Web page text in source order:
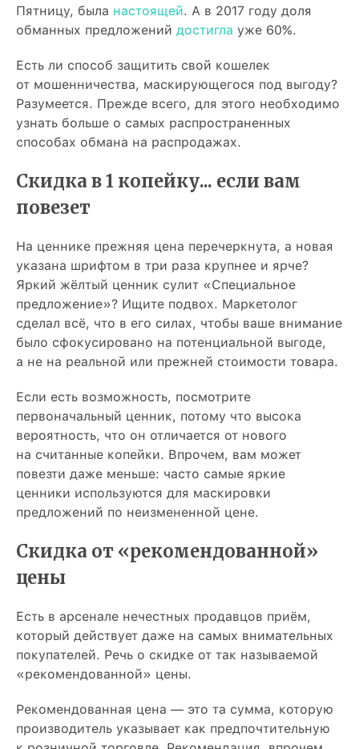
Пятницу, была настоящей. А в 2017 году доля
обманных предложений достигла уже 60%.
Есть ли способ защитить свой кошелек
от мошенничества, маскирующегося под выгоду?
Разумеется. Прежде всего, для этого необходимо
узнать больше о самых распространенных
способах обмана на распродажах.
Скидка в 1 копейку... если вам
повезет
На ценнике прежняя цена перечеркнута, а новая
указана шрифтом в три раза крупнее и ярче?
Яркий жёлтый ценник сулит «Специальное
предложение»? Ищите подвох. Маркетолог
сделал всё, что в его силах, чтобы ваше внимание
было сфокусировано на потенциальной выгоде,
а не на реальной или прежней стоимости товара.
Если есть возможность, посмотрите
первоначальный ценник, потому что высока
вероятность, что он отличается от нового
на считанные копейки. Впрочем, вам может
повезти даже меньше: часто самые яркие
ценники используются для маскировки
предложений по неизмененной цене.
Скидка от «рекомендованной»
цены
Есть в арсенале нечестных продавцов приём,
который действует даже на самых внимательных
покупателей. Речь о скидке от так называемой
«рекомендованной» цены.
Рекомендованная цена — это та сумма, которую
производитель указывает как предпочтительную